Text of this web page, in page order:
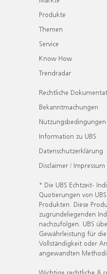
Produkte
Themen
Service
Know How
Trendradar
Rechtliche
Bekanntmachungen
Nutzungsbedingungen
Information zu UBS
Datenschutzerklärung
Disclaimer / Impressum
* Die UBS Echtzeit-
Quotierungen von
Produkten. Diese
zugrundeliegenden
nachzufolgen. UBS
Gewährleistung für
Vollständigkeit oder
angewandten